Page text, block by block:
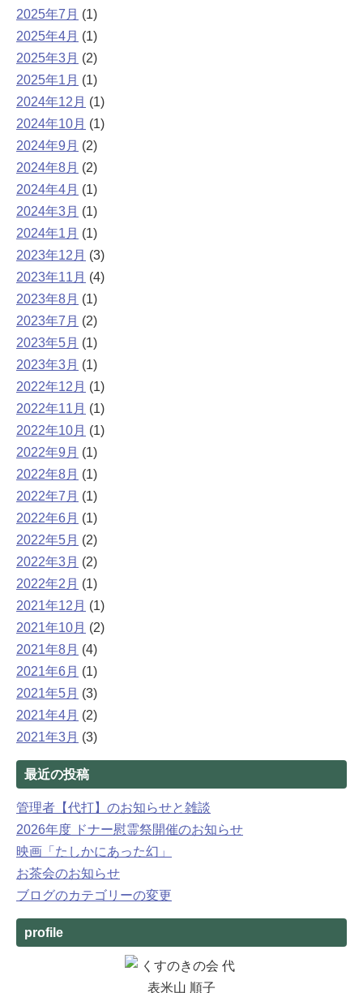
2025年7月 (1)
2025年4月 (1)
2025年3月 (2)
2025年1月 (1)
2024年12月 (1)
2024年10月 (1)
2024年9月 (2)
2024年8月 (2)
2024年4月 (1)
2024年3月 (1)
2024年1月 (1)
2023年12月 (3)
2023年11月 (4)
2023年8月 (1)
2023年7月 (2)
2023年5月 (1)
2023年3月 (1)
2022年12月 (1)
2022年11月 (1)
2022年10月 (1)
2022年9月 (1)
2022年8月 (1)
2022年7月 (1)
2022年6月 (1)
2022年5月 (2)
2022年3月 (2)
2022年2月 (1)
2021年12月 (1)
2021年10月 (2)
2021年8月 (4)
2021年6月 (1)
2021年5月 (3)
2021年4月 (2)
2021年3月 (3)
最近の投稿
管理者【代打】のお知らせと雑談
2026年度 ドナー慰霊祭開催のお知らせ
映画「たしかにあった幻」
お茶会のお知らせ
ブログのカテゴリーの変更
profile